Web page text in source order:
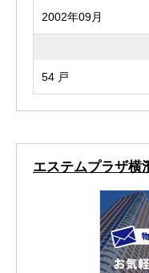
2002年09月
54 戸
エステムプラザ横